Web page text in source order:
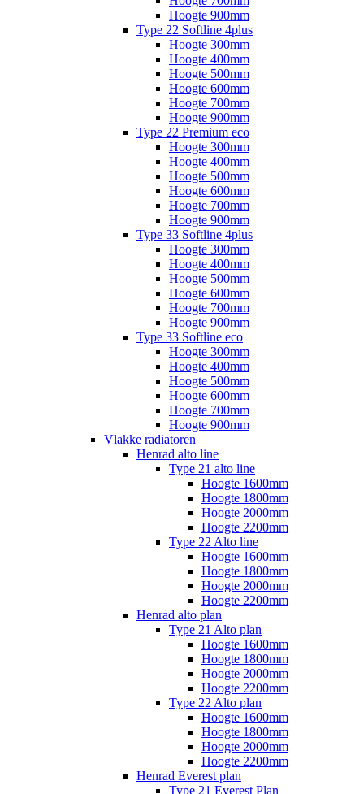
Hoogte 900mm
Type 22 Softline 4plus
Hoogte 300mm
Hoogte 400mm
Hoogte 500mm
Hoogte 600mm
Hoogte 700mm
Hoogte 900mm
Type 22 Premium eco
Hoogte 300mm
Hoogte 400mm
Hoogte 500mm
Hoogte 600mm
Hoogte 700mm
Hoogte 900mm
Type 33 Softline 4plus
Hoogte 300mm
Hoogte 400mm
Hoogte 500mm
Hoogte 600mm
Hoogte 700mm
Hoogte 900mm
Type 33 Softline eco
Hoogte 300mm
Hoogte 400mm
Hoogte 500mm
Hoogte 600mm
Hoogte 700mm
Hoogte 900mm
Vlakke radiatoren
Henrad alto line
Type 21 alto line
Hoogte 1600mm
Hoogte 1800mm
Hoogte 2000mm
Hoogte 2200mm
Type 22 Alto line
Hoogte 1600mm
Hoogte 1800mm
Hoogte 2000mm
Hoogte 2200mm
Henrad alto plan
Type 21 Alto plan
Hoogte 1600mm
Hoogte 1800mm
Hoogte 2000mm
Hoogte 2200mm
Type 22 Alto plan
Hoogte 1600mm
Hoogte 1800mm
Hoogte 2000mm
Hoogte 2200mm
Henrad Everest plan
Type 21 Everest Plan